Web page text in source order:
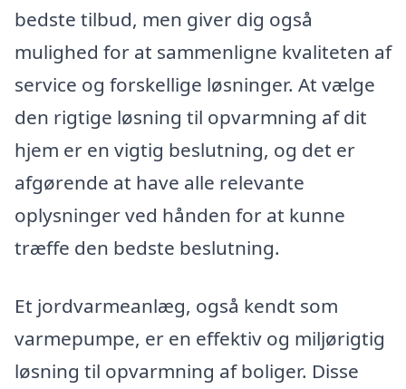
bedste tilbud, men giver dig også
mulighed for at sammenligne kvaliteten af
service og forskellige løsninger. At vælge
den rigtige løsning til opvarmning af dit
hjem er en vigtig beslutning, og det er
afgørende at have alle relevante
oplysninger ved hånden for at kunne
træffe den bedste beslutning.
Et jordvarmeanlæg, også kendt som
varmepumpe, er en effektiv og miljørigtig
løsning til opvarmning af boliger. Disse